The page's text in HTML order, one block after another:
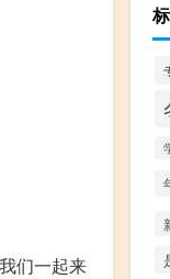
们一起来